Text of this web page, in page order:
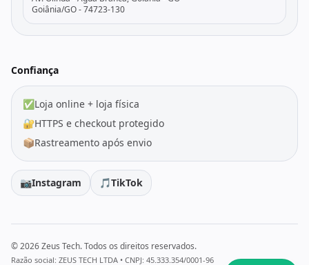
Goiânia/GO - 74723-130
Confiança
✅Loja online + loja física
🔐HTTPS e checkout protegido
📦Rastreamento após envio
📷Instagram 🎵TikTok
© 2026 Zeus Tech. Todos os direitos reservados.
Razão social: ZEUS TECH LTDA • CNPJ: 45.333.354/0001-96